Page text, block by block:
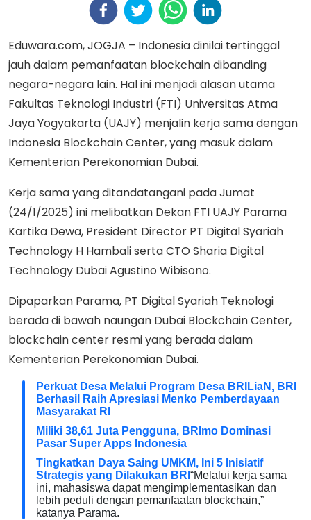
Eduwara.com, JOGJA – Indonesia dinilai tertinggal
jauh dalam pemanfaatan blockchain dibanding
negara-negara lain. Hal ini menjadi alasan utama
Fakultas Teknologi Industri (FTI) Universitas Atma
Jaya Yogyakarta (UAJY) menjalin kerja sama dengan
Indonesia Blockchain Center, yang masuk dalam
Kementerian Perekonomian Dubai.
Kerja sama yang ditandatangani pada Jumat
(24/1/2025) ini melibatkan Dekan FTI UAJY Parama
Kartika Dewa, President Director PT Digital Syariah
Technology H Hambali serta CTO Sharia Digital
Technology Dubai Agustino Wibisono.
Dipaparkan Parama, PT Digital Syariah Teknologi
berada di bawah naungan Dubai Blockchain Center,
blockchain center resmi yang berada dalam
Kementerian Perekonomian Dubai.
Perkuat Desa Melalui Program Desa BRILiaN, BRI
Berhasil Raih Apresiasi Menko Pemberdayaan
Masyarakat RI
Miliki 38,61 Juta Pengguna, BRImo Dominasi
Pasar Super Apps Indonesia
Tingkatkan Daya Saing UMKM, Ini 5 Inisiatif
Strategis yang Dilakukan BRI “Melalui kerja sama
ini, mahasiswa dapat mengimplementasikan dan
lebih peduli dengan pemanfaatan blockchain,”
katanya Parama.